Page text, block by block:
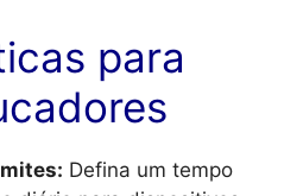
para
Defina um tempo